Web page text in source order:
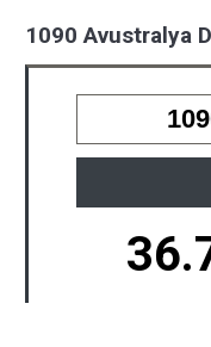
1090 Avustralya